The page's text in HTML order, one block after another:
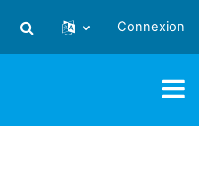
Activer/désactiver la saisie
Connexion